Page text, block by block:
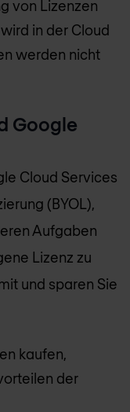
von Lizenzen
in der Cloud
werden nicht
Google
Cloud Services
(BYOL),
Aufgaben
Lizenz zu
und sparen Sie
kaufen,
der